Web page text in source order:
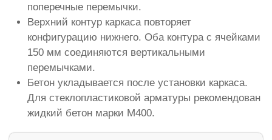
поперечные перемычки.
Верхний контур каркаса повторяет
конфигурацию нижнего. Оба контура с ячейками
150 мм соединяются вертикальными
перемычками.
Бетон укладывается после установки каркаса.
Для стеклопластиковой арматуры рекомендован
жидкий бетон марки М400.